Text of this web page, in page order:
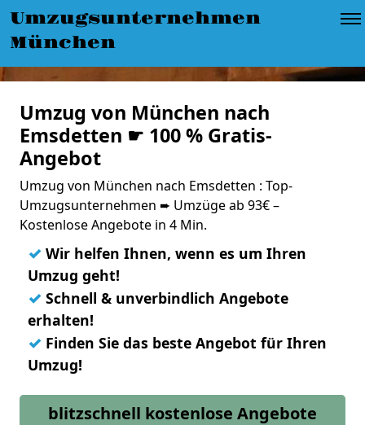
Umzugsunternehmen
München
Umzug von München nach
Emsdetten ☛ 100 % Gratis-
Angebot
Umzug von München nach Emsdetten : Top-
Umzugsunternehmen ➨ Umzüge ab 93€ –
Kostenlose Angebote in 4 Min.
✓ Wir helfen Ihnen, wenn es um Ihren
Umzug geht!
✓ Schnell & unverbindlich Angebote
erhalten!
✓ Finden Sie das beste Angebot für Ihren
Umzug!
blitzschnell kostenlose Angebote